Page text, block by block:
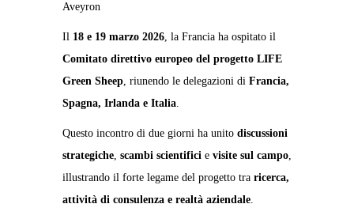
Aveyron
Il 18 e 19 marzo 2026, la Francia ha ospitato il
Comitato direttivo europeo del progetto LIFE
Green Sheep, riunendo le delegazioni di Francia,
Spagna, Irlanda e Italia.
Questo incontro di due giorni ha unito discussioni
strategiche, scambi scientifici e visite sul campo,
illustrando il forte legame del progetto tra ricerca,
attività di consulenza e realtà aziendale.